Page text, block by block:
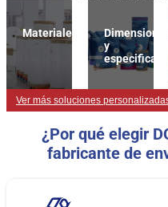
Materiales
y
Ver más soluciones
¿Por qué elegir
fabricante de